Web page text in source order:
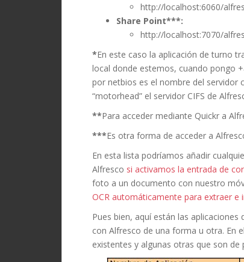
http://localhost:6060/
Share Point***:
http://localhost:7070/
*En este caso la aplicación de turno
local donde estemos, cuando pongo
por netbios es el nombre del servidor
“motorhead” el servidor CIFS de
**Para acceder mediante Quickr a
***Es otra forma de acceder a
En esta lista podríamos añadir
Alfresco si activamos la entrada de
foto a un documento con nuestro
OCR automáticamente para extraer e
Pues bien, aquí están las
con Alfresco de una forma u otra. En
existentes y algunas otras que son de